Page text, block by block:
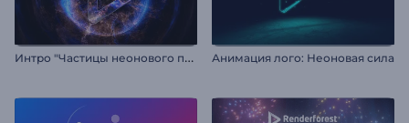
И
нтро "Частицы неонового пламени" Анимация лого: Неоновая сила